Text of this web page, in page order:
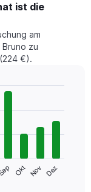
ist die
am
zu
€).
Okt Nov Dez